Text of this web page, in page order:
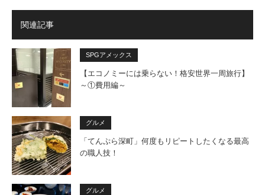
関連記事
SPGアメックス
【エコノミーには乗らない！格安世界一周旅行】
～①費用編～
グルメ
「てんぷら深町」何度もリピートしたくなる最高
の職人技！
グルメ